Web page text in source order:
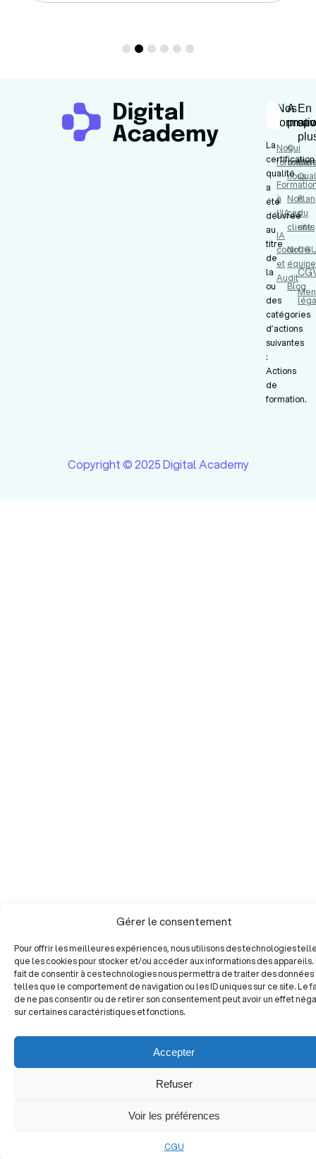
Gérer le consentement
Pour offrir les meilleures expériences, nous utilisons des technologies
que les cookies pour stocker et/ou accéder aux informations des appareils.
fait de consentir à ces technologies nous permettra de traiter des données
telles que le comportement de navigation ou les ID uniques sur ce site. Le
de ne pas consentir ou de retirer son consentement peut avoir un effet
sur certaines caractéristiques et fonctions.
Accepter
Refuser
Voir les préférences
CGU
Nos
Nos
à
l'IA
IA
codir
et
Audit
A
Qui
nous
Nos
cas
clients
Notre
équipe
Blog
En
Plan
du
site
La
certification
qualité
a
été
délivrée
au
titre
de
la
ou
des
catégories
d’actions
suivantes
:
Actions
de
formation.
Copyright © 2025 Digital Academy